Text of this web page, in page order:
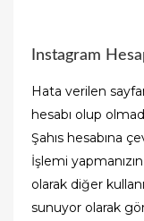
Instagram
Hata verilen
hesabı olup
Şahıs hesabına
İşlemi
olarak diğer
sunuyor olarak